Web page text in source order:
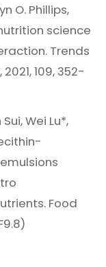
O. Phillips,
science
Trends
109, 352-
Wei Lu*,
Food